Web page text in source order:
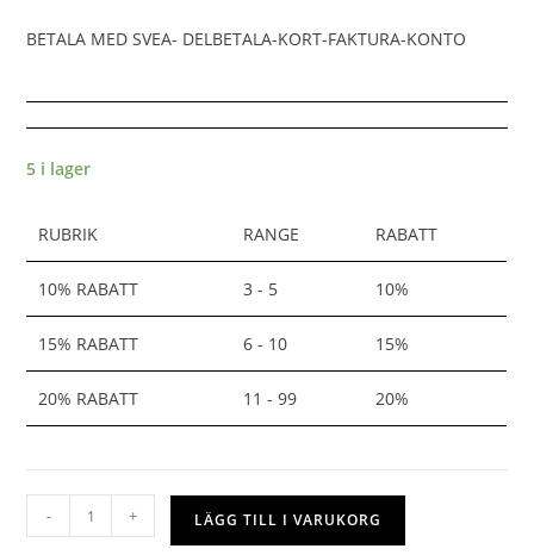
BETALA MED SVEA- DELBETALA-KORT-FAKTURA-KONTO
5 i lager
RUBRIK RANGE RABATT
10% RABATT 3 - 5 10%
15% RABATT 6 - 10 15%
20% RABATT 11 - 99 20%
- + LÄGG TILL I VARUKORG